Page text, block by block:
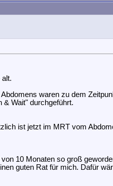
waren zu dem
& Wait" durchgeführt.
ist jetzt im MRT vom
10 Monaten so groß
guten Rat für mich. Dafür